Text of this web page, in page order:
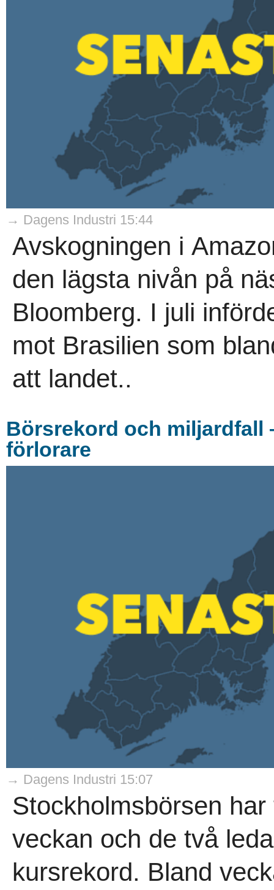
→ Dagens Industri 15:44
Avskogningen i
den lägsta nivån på
Bloomberg. I juli
mot Brasilien som
att landet..
Börsrekord och miljardfall
förlorare
→ Dagens Industri 15:07
Stockholmsbörsen
veckan och de två
kursrekord. Bland